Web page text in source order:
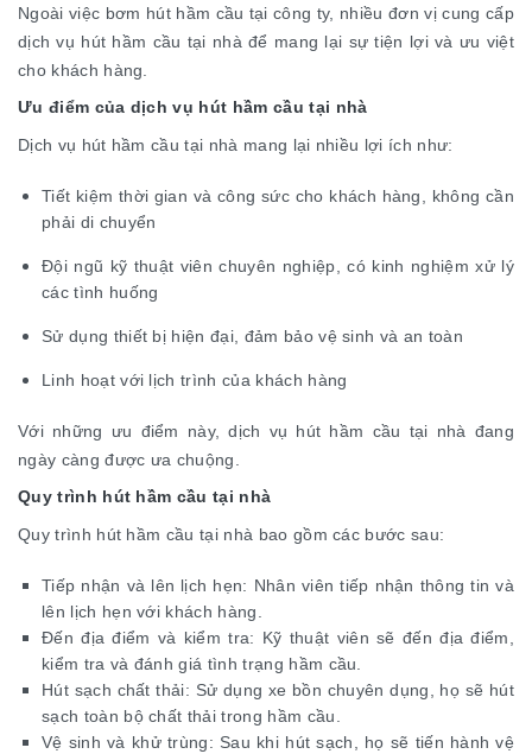
Ngoài việc bơm hút hầm cầu tại công ty, nhiều đơn vị cung cấp
dịch vụ hút hầm cầu tại nhà để mang lại sự tiện lợi và ưu việt
cho khách hàng.
Ưu điểm của dịch vụ hút hầm cầu tại nhà
Dịch vụ hút hầm cầu tại nhà mang lại nhiều lợi ích như:
Tiết kiệm thời gian và công sức cho khách hàng, không cần
phải di chuyển
Đội ngũ kỹ thuật viên chuyên nghiệp, có kinh nghiệm xử lý
các tình huống
Sử dụng thiết bị hiện đại, đảm bảo vệ sinh và an toàn
Linh hoạt với lịch trình của khách hàng
Với những ưu điểm này, dịch vụ hút hầm cầu tại nhà đang
ngày càng được ưa chuộng.
Quy trình hút hầm cầu tại nhà
Quy trình hút hầm cầu tại nhà bao gồm các bước sau:
Tiếp nhận và lên lịch hẹn: Nhân viên tiếp nhận thông tin và
lên lịch hẹn với khách hàng.
Đến địa điểm và kiểm tra: Kỹ thuật viên sẽ đến địa điểm,
kiểm tra và đánh giá tình trạng hầm cầu.
Hút sạch chất thải: Sử dụng xe bồn chuyên dụng, họ sẽ hút
sạch toàn bộ chất thải trong hầm cầu.
Vệ sinh và khử trùng: Sau khi hút sạch, họ sẽ tiến hành vệ